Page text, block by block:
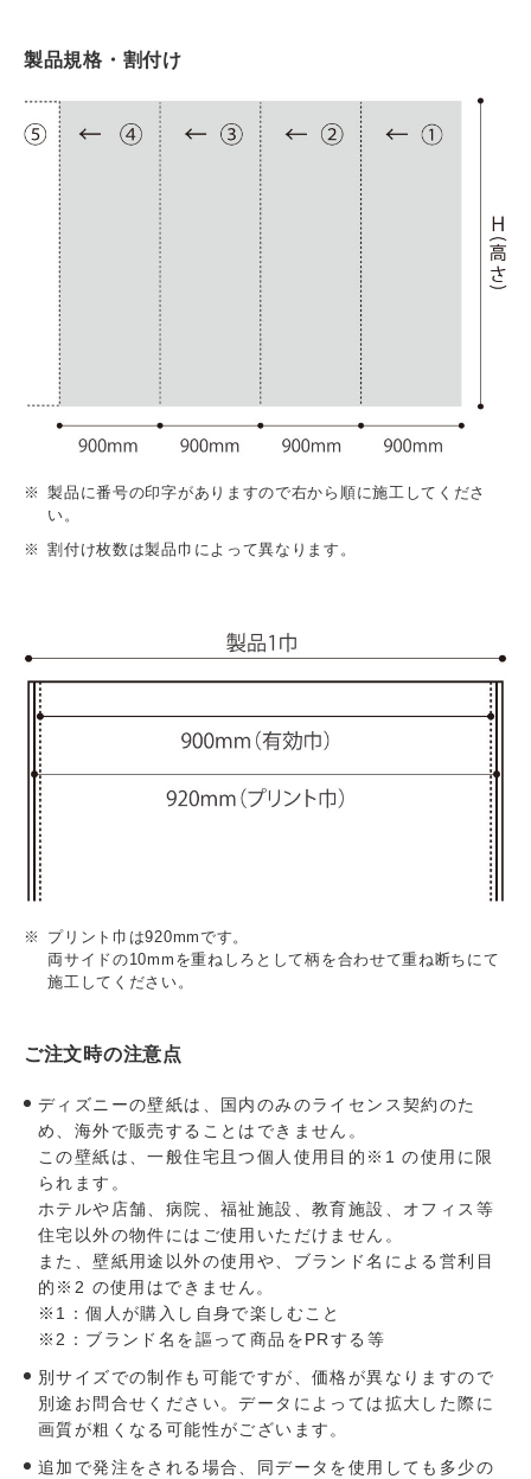
製品規格・割付け
製品に番号の印字がありますので右から順に施工してくださ
い。
割付け枚数は製品巾によって異なります。
プリント巾は920mmです。
両サイドの10mmを重ねしろとして柄を合わせて重ね断ちにて
施工してください。
ご注文時の注意点
ディズニーの壁紙は、国内のみのライセンス契約のた
め、海外で販売することはできません。
この壁紙は、一般住宅且つ個人使用目的※1 の使用に限
られます。
ホテルや店舗、病院、福祉施設、教育施設、オフィス等
住宅以外の物件にはご使用いただけません。
また、壁紙用途以外の使用や、ブランド名による営利目
的※2 の使用はできません。
※1：個人が購入し自身で楽しむこと
※2：ブランド名を謳って商品をPRする等
別サイズでの制作も可能ですが、価格が異なりますので
別途お問合せください。データによっては拡大した際に
画質が粗くなる可能性がございます。
追加で発注をされる場合、同データを使用しても多少の